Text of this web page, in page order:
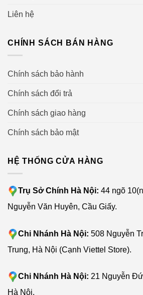
Liên hệ
CHÍNH SÁCH BÁN HÀNG
Chính sách bảo hành
Chính sách đổi trả
Chính sách giao hàng
Chính sách bảo mật
HỆ THỐNG CỬA HÀNG
Trụ Sở Chính Hà Nội: 44 ngõ
Nguyễn Văn Huyên, Cầu Giấy.
Chi Nhánh Hà Nội: 508 Nguyễn
Trung, Hà Nội (Cạnh Viettel Store).
Chi Nhánh Hà Nội: 21 Nguyễn
Hà Nội.